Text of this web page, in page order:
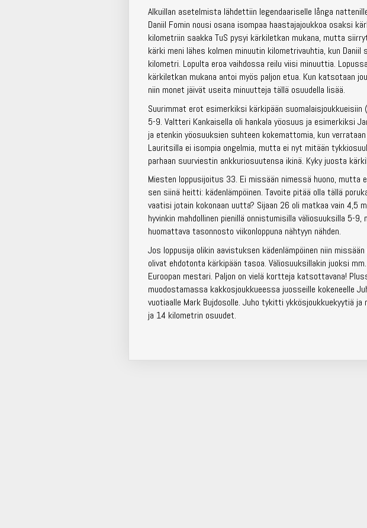
Alkuillan asetelmista lähdettiin legendaariselle långa
Daniil Fomin nousi osana isompaa haastajajoukkoa osaksi
kilometriin saakka TuS pysyi kärkiletkan mukana, mutta
kärki meni lähes kolmen minuutin kilometrivauhtia, kun
kilometri. Lopulta eroa vaihdossa reilu viisi minuuttia.
kärkiletkan mukana antoi myös paljon etua. Kun katsotaan
niin monet jäivät useita minuutteja tällä osuudella lisää.
Suurimmat erot esimerkiksi kärkipään suomalaisjoukkueisiin
5-9. Valtteri Kankaisella oli hankala yöosuus ja esimerkiksi
ja etenkin yöosuuksien suhteen kokemattomia, kun
Lauritsilla ei isompia ongelmia, mutta ei nyt mitään
parhaan suurviestin ankkuriosuutensa ikinä. Kyky juosta
Miesten loppusijoitus 33. Ei missään nimessä huono, mutta
sen siinä heitti: kädenlämpöinen. Tavoite pitää olla tällä
vaatisi jotain kokonaan uutta? Sijaan 26 oli matkaa vain
hyvinkin mahdollinen pienillä onnistumisilla väliosuuksilla 5-
huomattava tasonnosto viikonloppuna nähtyyn nähden.
Jos loppusija olikin aavistuksen kädenlämpöinen niin
olivat ehdotonta kärkipään tasoa. Väliosuuksillakin juoksi
Euroopan mestari. Paljon on vielä kortteja katsottavana!
muodostamassa kakkosjoukkueessa juosseille kokeneelle
vuotiaalle Mark Bujdosolle. Juho tykitti ykkösjoukkuekyytiä
ja 14 kilometrin osuudet.